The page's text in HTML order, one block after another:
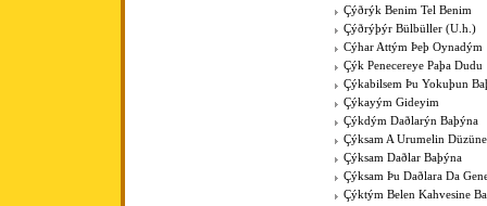
Çýðrýk Benim Tel Benim
Çýðrýþýr Bülbüller (U.h.)
Cýhar Attým Þeþ Oynadým
Çýk Penecereye Paþa Dudu
Çýkabilsem Þu Yokuþun
Çýkayým Gideyim
Çýkdým Daðlarýn Baþýna
Çýksam A Urumelin Düzüne
Çýksam Daðlar Baþýna
Çýksam Þu Daðlara Da
Çýktým Belen Kahvesine